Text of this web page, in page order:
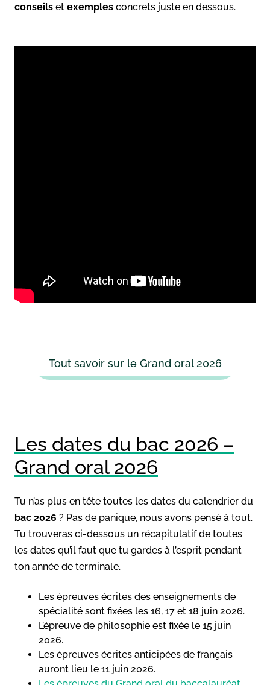
conseils et exemples concrets juste en dessous.
Tout savoir sur le Grand oral 2026
Les dates du bac 2026 –
Grand oral 2026
Tu n’as plus en tête toutes les dates du calendrier du
bac 2026 ? Pas de panique, nous avons pensé à tout.
Tu trouveras ci-dessous un récapitulatif de toutes
les dates qu’il faut que tu gardes à l’esprit pendant
ton année de terminale.
Les épreuves écrites des enseignements de
spécialité sont fixées les 16, 17 et 18 juin 2026.
L’épreuve de philosophie est fixée le 15 juin
2026.
Les épreuves écrites anticipées de français
auront lieu le 11 juin 2026.